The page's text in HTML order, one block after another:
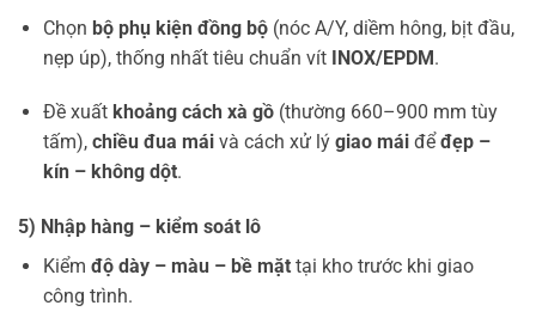
Chọn bộ phụ kiện đồng bộ(nóc A/Y, diềm hông, bịt đầu,
nẹp úp), thống nhất tiêu chuẩn vít INOX/EPDM.
Đề xuất khoảng cách xà gồ(thường 660–900 mm tùy
tấm), chiều đua máivà cách xử lý giao máiđể đẹp –
kín – không dột.
5) Nhập hàng – kiểm soát lô
Kiểm độ dày – màu – bề mặttại kho trước khi giao
công trình.